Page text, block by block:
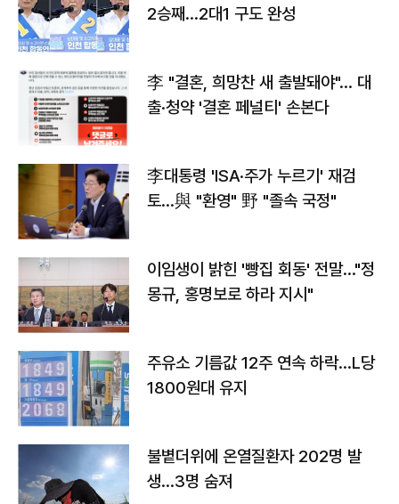
2승째…2대1 구도 완성
李 "결혼, 희망찬 새 출발돼야"… 대
출·청약 '결혼 페널티' 손본다
李대통령 'ISA·주가 누르기' 재검
토…與 "환영" 野 "졸속 국정"
이임생이 밝힌 '빵집 회동' 전말…"정
몽규, 홍명보로 하라 지시"
주유소 기름값 12주 연속 하락…L당
1800원대 유지
불볕더위에 온열질환자 202명 발
생…3명 숨져